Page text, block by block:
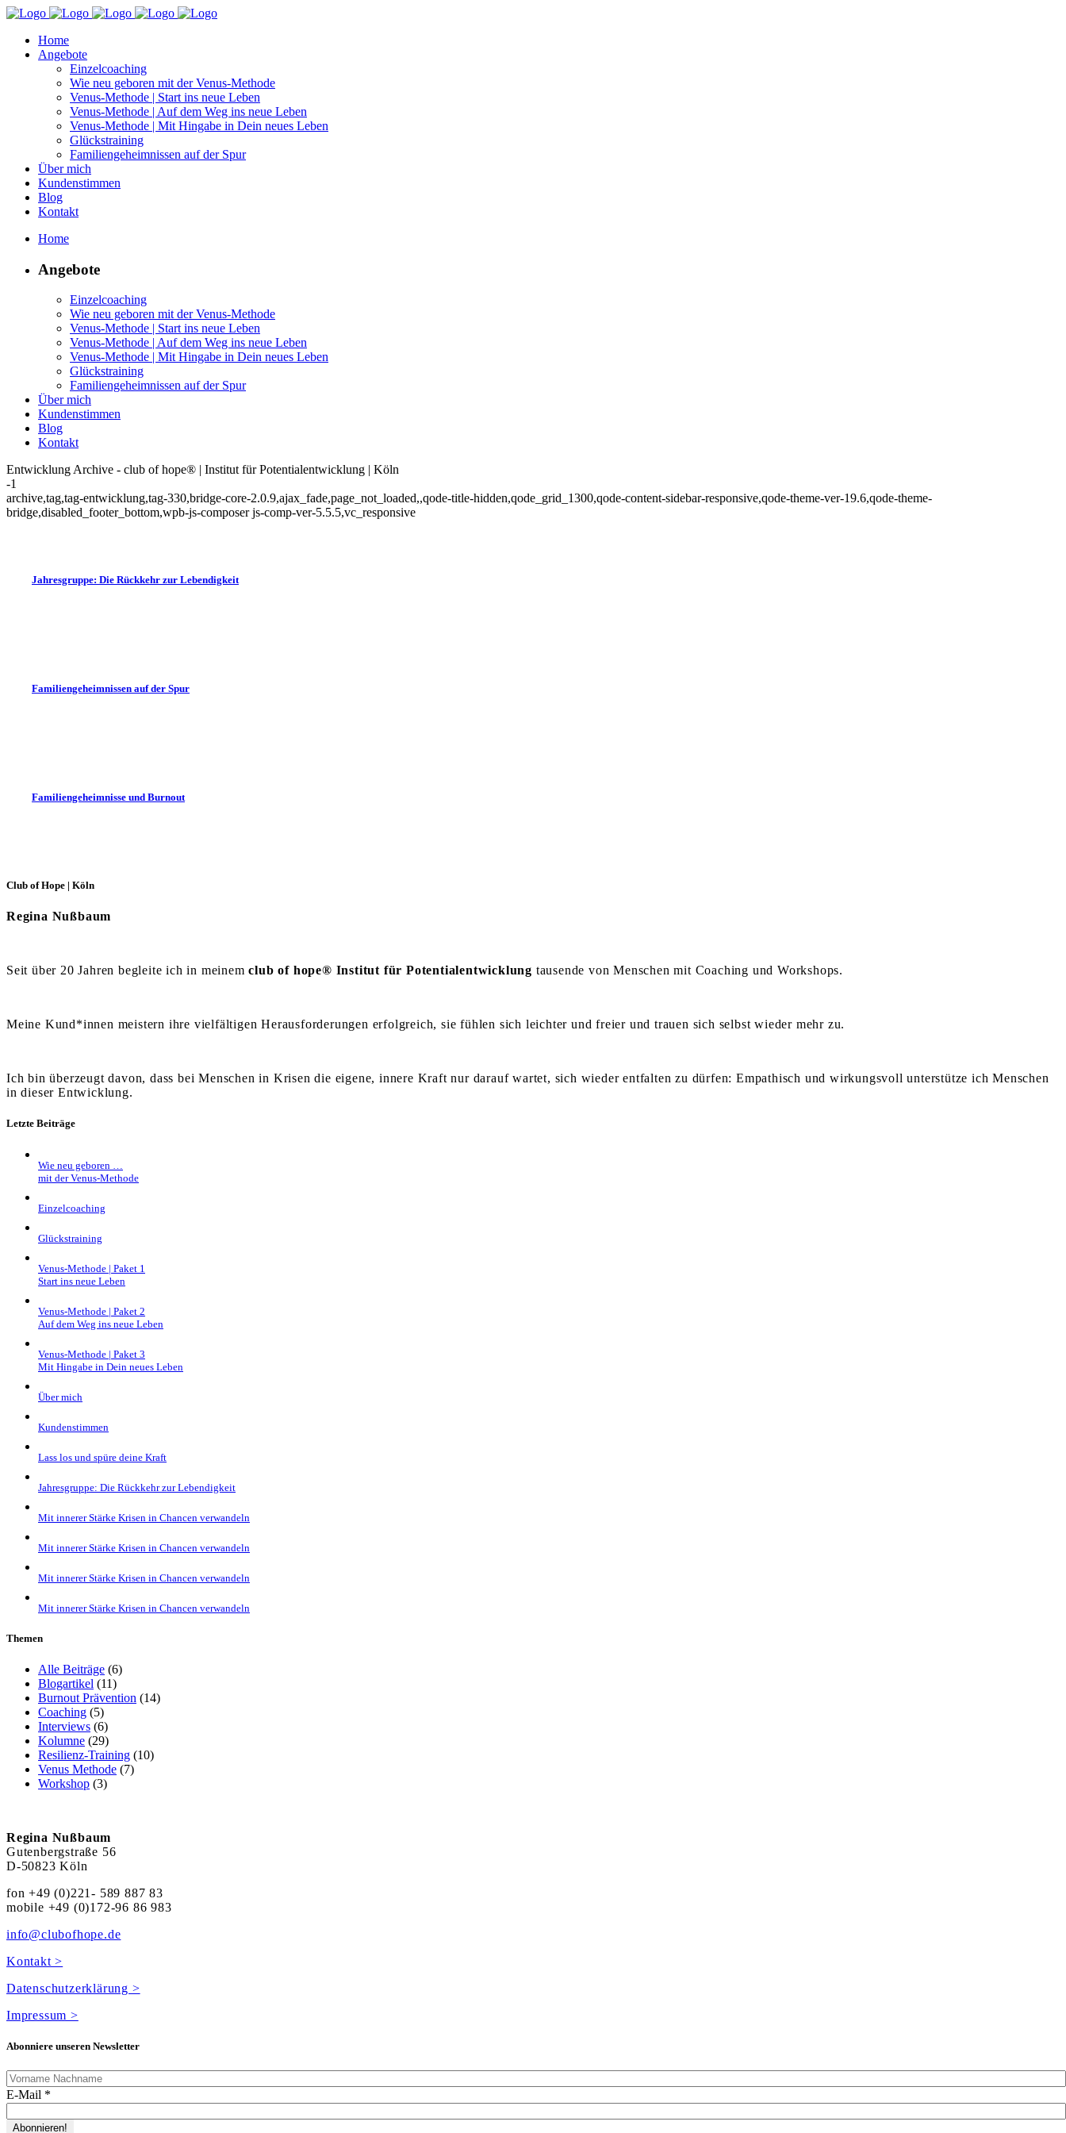
Home
Angebote
Einzelcoaching
Wie neu geboren mit der Venus-Methode
Venus-Methode | Start ins neue Leben
Venus-Methode | Auf dem Weg ins neue Leben
Venus-Methode | Mit Hingabe in Dein neues Leben
Glückstraining
Familiengeheimnissen auf der Spur
Über mich
Kundenstimmen
Blog
Kontakt
Home
Angebote
Einzelcoaching
Wie neu geboren mit der Venus-Methode
Venus-Methode | Start ins neue Leben
Venus-Methode | Auf dem Weg ins neue Leben
Venus-Methode | Mit Hingabe in Dein neues Leben
Glückstraining
Familiengeheimnissen auf der Spur
Über mich
Kundenstimmen
Blog
Kontakt
Entwicklung Archive - club of hope® | Institut für Potentialentwicklung | Köln
-1
archive,tag,tag-entwicklung,tag-330,bridge-core-2.0.9,ajax_fade,page_not_loaded,,qode-title-hidden,qode_grid_1300,qode-content-sidebar-responsive,qode-theme-ver-19.6,qode-theme-
bridge,disabled_footer_bottom,wpb-js-composer js-comp-ver-5.5.5,vc_responsive
Jahresgruppe: Die Rückkehr zur Lebendigkeit
Familiengeheimnissen auf der Spur
Familiengeheimnisse und Burnout
Club of Hope | Köln
Regina Nußbaum
Seit über 20 Jahren begleite ich in meinemclub of hope® Institut für Potentialentwicklung tausende von Menschen mit Coaching und Workshops.
Meine Kund*innen meistern ihre vielfältigen Herausforderungen erfolgreich, sie fühlen sich leichter und freier und trauen sich selbst wieder mehr zu.
Ich bin überzeugt davon, dass bei Menschen in Krisen die eigene, innere Kraft nur darauf wartet, sich wieder entfalten zu dürfen: Empathisch und wirkungsvoll unterstütze ich Menschen
in dieser Entwicklung.
Letzte Beiträge
Wie neu geboren …
mit der Venus-Methode
Einzelcoaching
Glückstraining
Venus-Methode | Paket 1
Start ins neue Leben
Venus-Methode | Paket 2
Auf dem Weg ins neue Leben
Venus-Methode | Paket 3
Mit Hingabe in Dein neues Leben
Über mich
Kundenstimmen
Lass los und spüre deine Kraft
Jahresgruppe: Die Rückkehr zur Lebendigkeit
Mit innerer Stärke Krisen in Chancen verwandeln
Mit innerer Stärke Krisen in Chancen verwandeln
Mit innerer Stärke Krisen in Chancen verwandeln
Mit innerer Stärke Krisen in Chancen verwandeln
Themen
Alle Beiträge (6)
Blogartikel (11)
Burnout Prävention (14)
Coaching (5)
Interviews (6)
Kolumne (29)
Resilienz-Training (10)
Venus Methode (7)
Workshop (3)
Regina Nußbaum
Gutenbergstraße 56
D-50823 Köln
fon +49 (0)221- 589 887 83
mobile +49 (0)172-96 86 983
info@clubofhope.de
Kontakt >
Datenschutzerklärung >
Impressum >
Abonniere unseren Newsletter
E-Mail *